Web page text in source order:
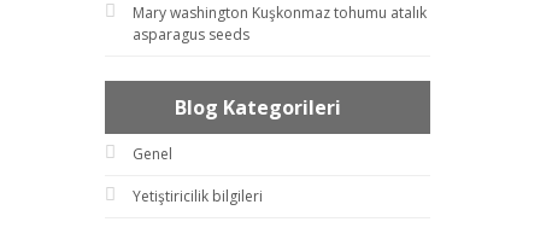
Mary washington Kuşkonmaz tohumu atalık
asparagus seeds
Blog Kategorileri
Genel
Yetiştiricilik bilgileri